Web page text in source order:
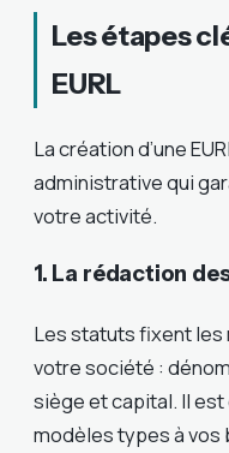
Les étapes
EURL
La création d’une
administrative qui
votre activité.
1. La rédaction
Les statuts fixent
votre société :
siège et capital. Il
modèles types à